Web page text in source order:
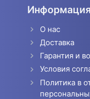
Информация
О нас
Доставка
Гарантия и
Условия
Политика в